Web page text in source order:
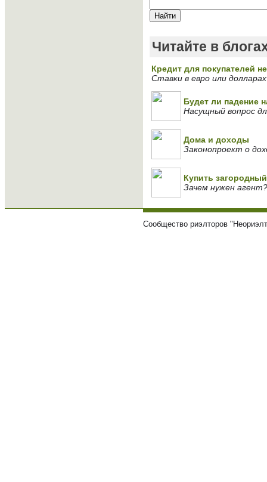
Читайте в
Кредит для покупателей
Ставки в евро или
Будет ли падение
Насущный вопрос
Дома и доходы
Законопроект о
Купить
Зачем нужен агент?
Сообщество риэлторов